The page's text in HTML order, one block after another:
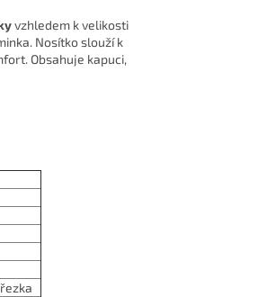
vzhledem k velikosti
Nosítko slouží k
Obsahuje kapuci,